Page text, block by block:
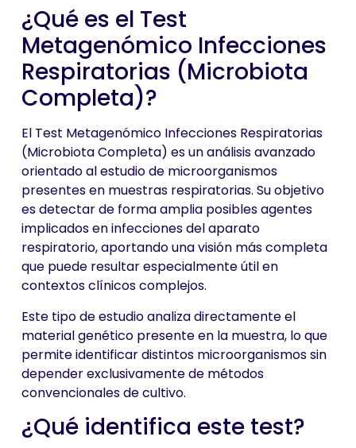
¿Qué es el Test
Metagenómico Infecciones
Respiratorias (Microbiota
Completa)?
El Test Metagenómico Infecciones Respiratorias
(Microbiota Completa) es un análisis avanzado
orientado al estudio de microorganismos
presentes en muestras respiratorias. Su objetivo
es detectar de forma amplia posibles agentes
implicados en infecciones del aparato
respiratorio, aportando una visión más completa
que puede resultar especialmente útil en
contextos clínicos complejos.
Este tipo de estudio analiza directamente el
material genético presente en la muestra, lo que
permite identificar distintos microorganismos sin
depender exclusivamente de métodos
convencionales de cultivo.
¿Qué identifica este test?